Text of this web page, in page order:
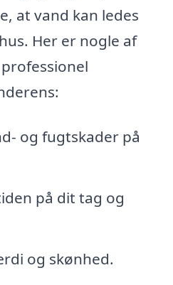
at vand kan ledes
Her er nogle af
og fugtskader på
på dit tag og
og skønhed.